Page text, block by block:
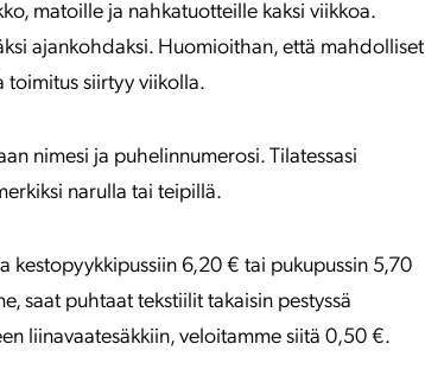
matoille ja nahkatuotteille kaksi viikkoa.
ajankohdaksi. Huomioithan, että mahdolliset
toimitus siirtyy viikolla.
nimesi ja puhelinnumerosi. Tilatessasi
narulla tai teipillä.
kestopyykkipussiin 6,20 € tai pukupussin 5,70
saat puhtaat tekstiilit takaisin pestyssä
liinavaatesäkkiin, veloitamme siitä 0,50 €.